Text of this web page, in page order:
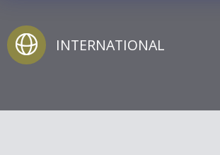
INTERNATIONAL